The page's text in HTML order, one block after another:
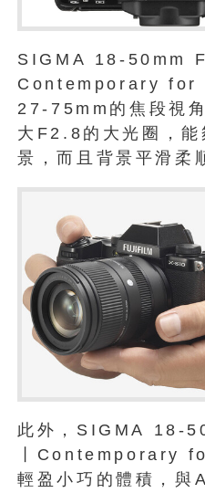
SIGMA 18-50mm
Contemporary for
27-75mm的焦段視
大F2.8的大光圈，能
景，而且背景平滑柔
此外，SIGMA 18-
丨Contemporary
輕盈小巧的體積，與